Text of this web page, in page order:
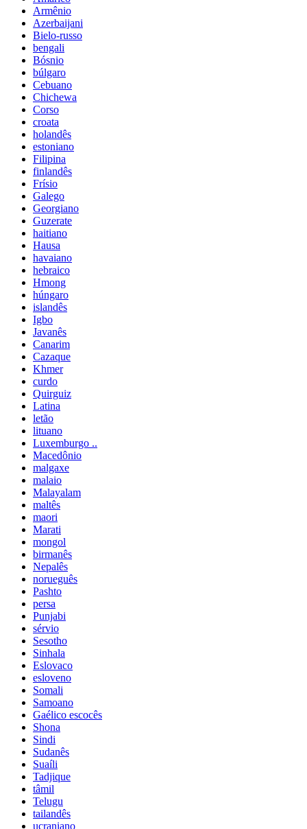
Armênio
Azerbaijani
Bielo-russo
bengali
Bósnio
búlgaro
Cebuano
Chichewa
Corso
croata
holandês
estoniano
Filipina
finlandês
Frísio
Galego
Georgiano
Guzerate
haitiano
Hausa
havaiano
hebraico
Hmong
húngaro
islandês
Igbo
Javanês
Canarim
Cazaque
Khmer
curdo
Quirguiz
Latina
letão
lituano
Luxemburgo ..
Macedônio
malgaxe
malaio
Malayalam
maltês
maori
Marati
mongol
birmanês
Nepalês
norueguês
Pashto
persa
Punjabi
sérvio
Sesotho
Sinhala
Eslovaco
esloveno
Somali
Samoano
Gaélico escocês
Shona
Sindi
Sudanês
Suaíli
Tadjique
tâmil
Telugu
tailandês
ucraniano